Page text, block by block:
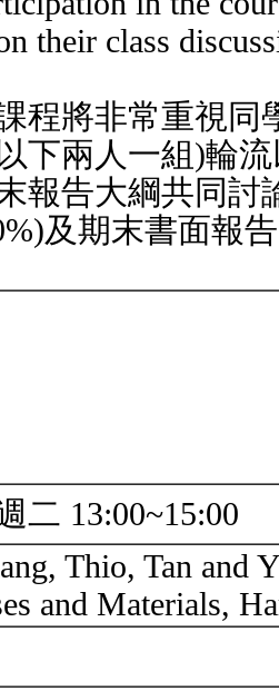
their class
程將非常重視同
下兩人一組)輪
報告大綱共同討
及期末書面報
二 13:00~15:00
Thio, Tan and
and Materials,